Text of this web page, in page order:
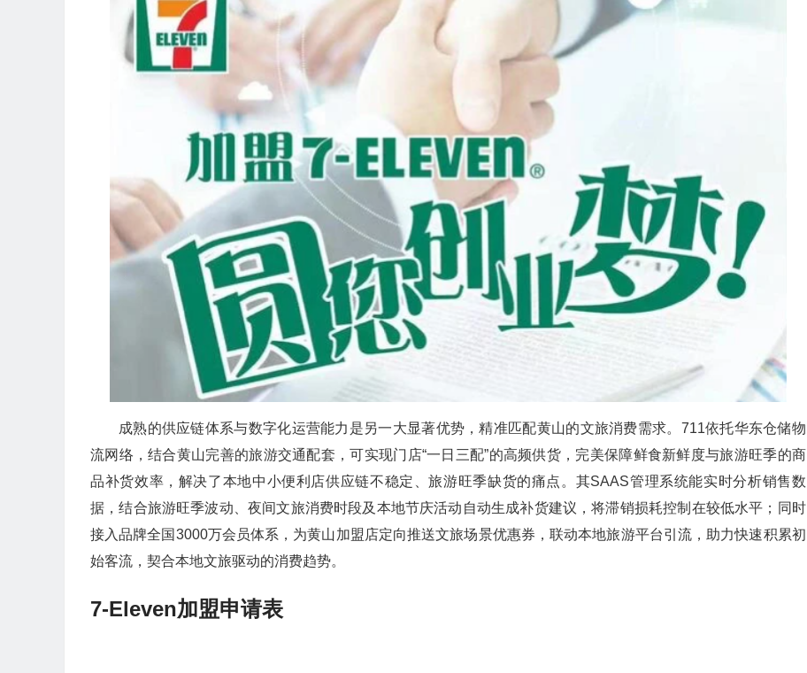
成熟的供应链体系与数字化运营能力是另一大显著优势，精准匹配黄山的文旅消费需求。711依托华东仓储物
流网络，结合黄山完善的旅游交通配套，可实现门店“一日三配”的高频供货，完美保障鲜食新鲜度与旅游旺季的商
品补货效率，解决了本地中小便利店供应链不稳定、旅游旺季缺货的痛点。其SAAS管理系统能实时分析销售数
据，结合旅游旺季波动、夜间文旅消费时段及本地节庆活动自动生成补货建议，将滞销损耗控制在较低水平；同时
接入品牌全国3000万会员体系，为黄山加盟店定向推送文旅场景优惠券，联动本地旅游平台引流，助力快速积累初
始客流，契合本地文旅驱动的消费趋势。
7-Eleven加盟申请表